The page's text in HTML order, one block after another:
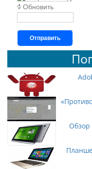
Обновить
Отправить
Обзор